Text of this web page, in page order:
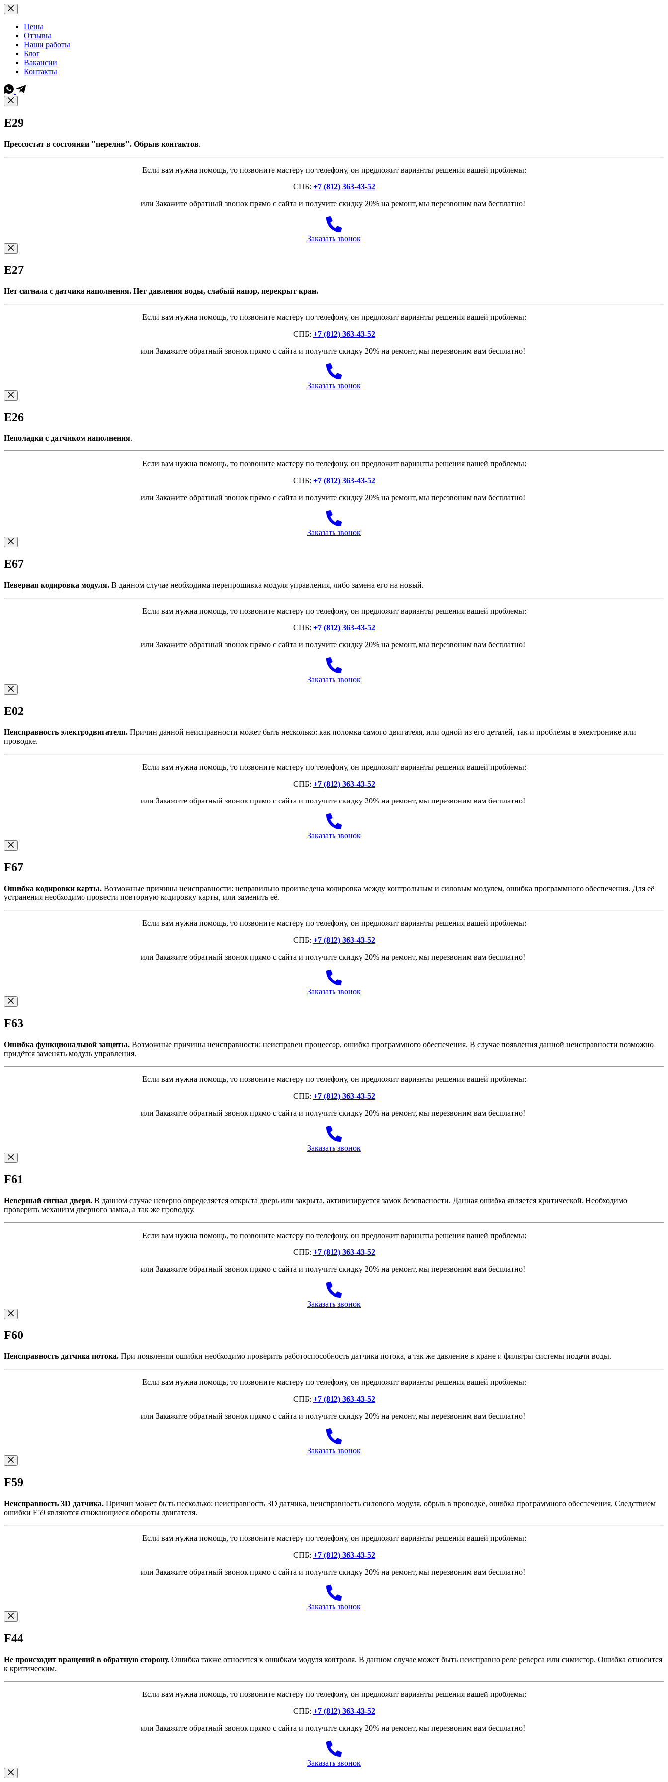
Перейти
к
сути
Цены
Отзывы
Наши работы
Блог
Вакансии
Контакты
E29
Прессостат в состоянии "перелив". Обрыв контактов.
Если вам нужна помощь, то позвоните мастеру по телефону, он предложит варианты решения вашей проблемы:
СПБ: +7 (812) 363-43-52
или Закажите обратный звонок прямо с сайта и получите скидку 20% на ремонт, мы перезвоним вам бесплатно!
Заказать звонок
E27
Нет сигнала с датчика наполнения. Нет давления воды, слабый напор, перекрыт кран.
Если вам нужна помощь, то позвоните мастеру по телефону, он предложит варианты решения вашей проблемы:
СПБ: +7 (812) 363-43-52
или Закажите обратный звонок прямо с сайта и получите скидку 20% на ремонт, мы перезвоним вам бесплатно!
Заказать звонок
E26
Неполадки с датчиком наполнения.
Если вам нужна помощь, то позвоните мастеру по телефону, он предложит варианты решения вашей проблемы:
СПБ: +7 (812) 363-43-52
или Закажите обратный звонок прямо с сайта и получите скидку 20% на ремонт, мы перезвоним вам бесплатно!
Заказать звонок
E67
Неверная кодировка модуля. В данном случае необходима перепрошивка модуля управления, либо замена его на новый.
Если вам нужна помощь, то позвоните мастеру по телефону, он предложит варианты решения вашей проблемы:
СПБ: +7 (812) 363-43-52
или Закажите обратный звонок прямо с сайта и получите скидку 20% на ремонт, мы перезвоним вам бесплатно!
Заказать звонок
E02
Неисправность электродвигателя. Причин данной неисправности может быть несколько: как поломка самого двигателя, или одной из его деталей, так и проблемы в электронике или
проводке.
Если вам нужна помощь, то позвоните мастеру по телефону, он предложит варианты решения вашей проблемы:
СПБ: +7 (812) 363-43-52
или Закажите обратный звонок прямо с сайта и получите скидку 20% на ремонт, мы перезвоним вам бесплатно!
Заказать звонок
F67
Ошибка кодировки карты. Возможные причины неисправности: неправильно произведена кодировка между контрольным и силовым модулем, ошибка программного обеспечения. Для её
устранения необходимо провести повторную кодировку карты, или заменить её.
Если вам нужна помощь, то позвоните мастеру по телефону, он предложит варианты решения вашей проблемы:
СПБ: +7 (812) 363-43-52
или Закажите обратный звонок прямо с сайта и получите скидку 20% на ремонт, мы перезвоним вам бесплатно!
Заказать звонок
F63
Ошибка функциональной защиты. Возможные причины неисправности: неисправен процессор, ошибка программного обеспечения. В случае появления данной неисправности возможно
придётся заменять модуль управления.
Если вам нужна помощь, то позвоните мастеру по телефону, он предложит варианты решения вашей проблемы:
СПБ: +7 (812) 363-43-52
или Закажите обратный звонок прямо с сайта и получите скидку 20% на ремонт, мы перезвоним вам бесплатно!
Заказать звонок
F61
Неверный сигнал двери. В данном случае неверно определяется открыта дверь или закрыта, активизируется замок безопасности. Данная ошибка является критической. Необходимо
проверить механизм дверного замка, а так же проводку.
Если вам нужна помощь, то позвоните мастеру по телефону, он предложит варианты решения вашей проблемы:
СПБ: +7 (812) 363-43-52
или Закажите обратный звонок прямо с сайта и получите скидку 20% на ремонт, мы перезвоним вам бесплатно!
Заказать звонок
F60
Неисправность датчика потока. При появлении ошибки необходимо проверить работоспособность датчика потока, а так же давление в кране и фильтры системы подачи воды.
Если вам нужна помощь, то позвоните мастеру по телефону, он предложит варианты решения вашей проблемы:
СПБ: +7 (812) 363-43-52
или Закажите обратный звонок прямо с сайта и получите скидку 20% на ремонт, мы перезвоним вам бесплатно!
Заказать звонок
F59
Неисправность 3D датчика. Причин может быть несколько: неисправность 3D датчика, неисправность силового модуля, обрыв в проводке, ошибка программного обеспечения. Следствием
ошибки F59 являются снижающиеся обороты двигателя.
Если вам нужна помощь, то позвоните мастеру по телефону, он предложит варианты решения вашей проблемы:
СПБ: +7 (812) 363-43-52
или Закажите обратный звонок прямо с сайта и получите скидку 20% на ремонт, мы перезвоним вам бесплатно!
Заказать звонок
F44
Не происходит вращений в обратную сторону. Ошибка также относится к ошибкам модуля контроля. В данном случае может быть неисправно реле реверса или симистор. Ошибка относится
к критическим.
Если вам нужна помощь, то позвоните мастеру по телефону, он предложит варианты решения вашей проблемы:
СПБ: +7 (812) 363-43-52
или Закажите обратный звонок прямо с сайта и получите скидку 20% на ремонт, мы перезвоним вам бесплатно!
Заказать звонок